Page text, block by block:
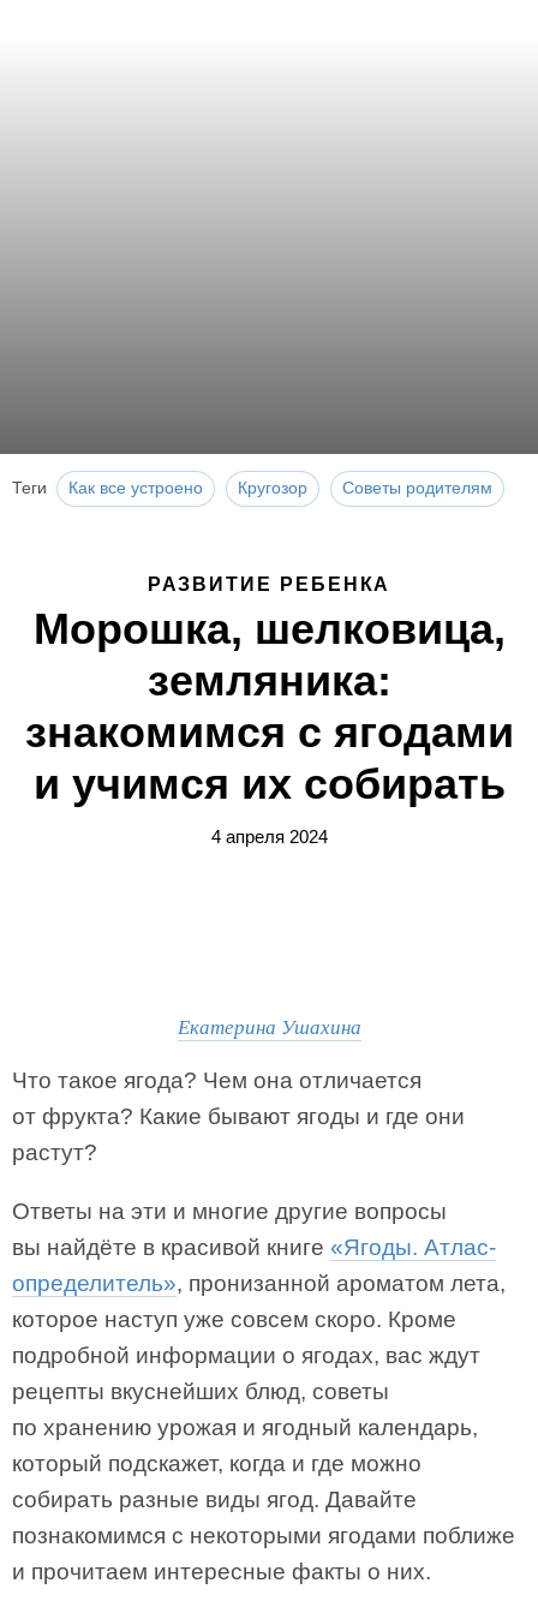
Теги Как все устроено Кругозор Советы родителям
РАЗВИТИЕ РЕБЕНКА
Морошка, шелковица,
земляника:
знакомимся с ягодами
и учимся их собирать
4 апреля 2024
Екатерина Ушахина
Что такое ягода? Чем она отличается
от фрукта? Какие бывают ягоды и где они
растут?
Ответы на эти и многие другие вопросы
вы найдёте в красивой книге «Ягоды. Атлас-
определитель», пронизанной ароматом лета,
которое наступ уже совсем скоро. Кроме
подробной информации о ягодах, вас ждут
рецепты вкуснейших блюд, советы
по хранению урожая и ягодный календарь,
который подскажет, когда и где можно
собирать разные виды ягод. Давайте
познакомимся с некоторыми ягодами поближе
и прочитаем интересные факты о них.